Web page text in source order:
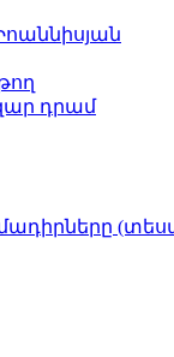
դրամ